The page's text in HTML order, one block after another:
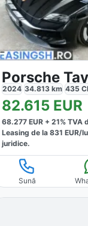
Porsche
2024 34.813km 435
82.615EUR
68.277EUR + 21% TVA
Leasing de la 831 EUR/
juridice.
Sună